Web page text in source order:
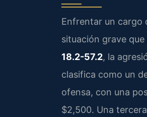
Enfrentar un cargo
situación grave
18.2-57.2, la
clasifica como un
ofensa, con una
$2,500. Una